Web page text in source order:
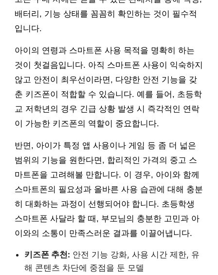
배터리, 기능 상태를 꼼꼼히 확인하는 것이 필수적
입니다.
아이의 연령과 스마트폰 사용 목적을 명확히 하는
것이 첫걸음입니다. 아직 스마트폰 사용이 익숙하지
않고 안전이 최우선이라면, 다양한 안전 기능을 갖
춘 키즈폰이 적합할 수 있습니다. 예를 들어, 초등학
교 저학년의 경우 긴급 상황 발생 시 즉각적인 연락
이 가능한 키즈폰의 역할이 중요합니다.
반면, 아이가 특정 앱 사용이나 게임 등 좀 더 넓은
범위의 기능을 원한다면, 합리적인 가격의 중고 스
마트폰을 고려해볼 만합니다. 이 경우, 아이와 함께
스마트폰의 필요성과 올바른 사용 습관에 대해 충분
히 대화하는 과정이 선행되어야 합니다. 초등학생
스마트폰 사달라 할 때, 부모님의 충분한 고민과 아
이와의 소통이 만족스러운 결과를 이끌어냅니다.
키즈폰 추천: 안전 기능 강화, 사용 시간 제한, 유
해 콘텐츠 차단에 중점을 둔 모델